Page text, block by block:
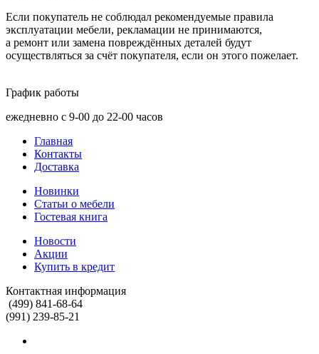
Если покупатель не соблюдал рекомендуемые правила
эксплуатации мебели, рекламации не принимаются,
а ремонт или замена повреждённых деталей будут
осуществляться за счёт покупателя, если он этого пожелает.
График работы
ежедневно с 9-00 до 22-00 часов
Главная
Контакты
Доставка
Новинки
Статьи о мебели
Гостевая книга
Новости
Акции
Купить в кредит
Контактная информация
(499) 841-68-64
(991) 239-85-21